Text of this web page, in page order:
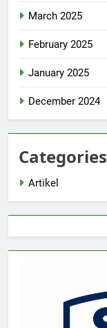
March 2025
February 2025
January 2025
December 2024
Categories
Artikel